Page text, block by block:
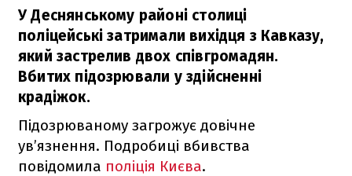
У Деснянському районі столиці
поліцейські затримали вихідця з Кавказу,
який застрелив двох співгромадян.
Вбитих підозрювали у здійсненні
крадіжок.
Підозрюваному загрожує довічне
ув’язнення. Подробиці вбивства
повідомила поліція Києва.